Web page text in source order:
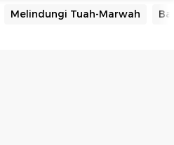
Melindungi Tuah-Marwah